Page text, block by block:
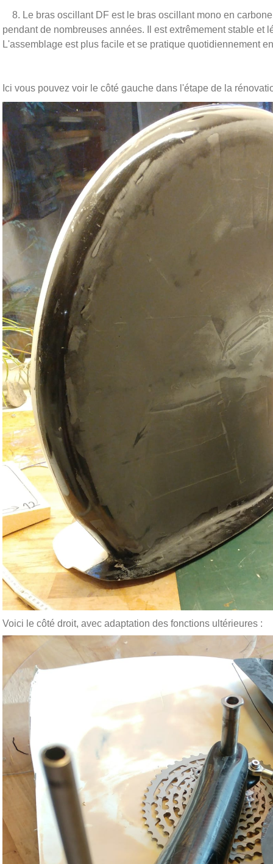
8. Le bras oscillant DF est le bras oscillant mono en
pendant de nombreuses années. Il est extrêmement stable et
L'assemblage est plus facile et se pratique quotidiennement
Ici vous pouvez voir le côté gauche dans l'étape de la
Voici le côté droit, avec adaptation des fonctions ultérieures :